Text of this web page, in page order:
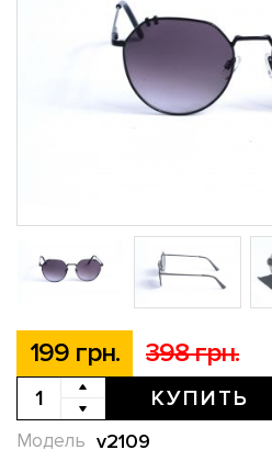
199 грн. 398 грн.
КУПИТЬ
v2109
Модель